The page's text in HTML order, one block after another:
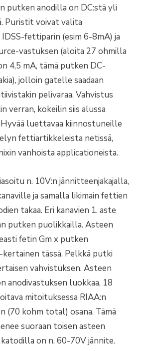
putken anodilla on DC:stä yli
Puristit voivat valita
fettiparin (esim 6-8mA) ja
vastuksen (aloita 27 ohmilla
4,5 mA, tämä putken DC-
jolloin gatelle saadaan
pelivaraa. Vahvistus
verran, kokeilin siis alussa
luettavaa kiinnostuneille
fettiartikkeleista netissä,
vanhoista applicationeista.
n. 10V:n jännitteenjakajalla,
ja samalla likimain fettien
takaa. Eri kanavien 1. aste
putken puolikkailla. Asteen
fetin Gm x putken
kertainen tässä. Pelkkä putki
vahvistuksen. Asteen
anodivastuksen luokkaa, 18
mitoituksessa RIAA:n
(70 kohm total) osana. Tämä
suoraan toisen asteen
on n. 60-70V jännite.